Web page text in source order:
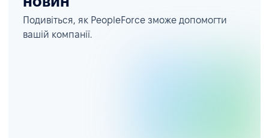
Подивіться, як PeopleForce зможе допомогти
вашій компанії.